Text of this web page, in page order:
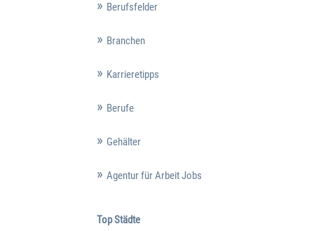
Berufsfelder
Branchen
Karrieretipps
Berufe
Gehälter
Agentur für Arbeit Jobs
Top Städte